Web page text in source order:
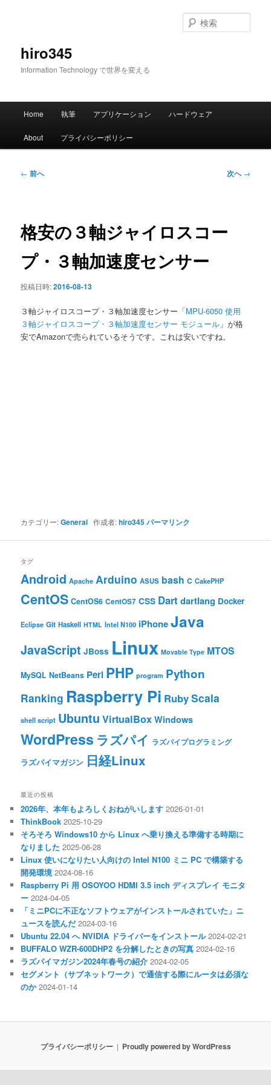
hiro345
Information Technology で世界を変える
索
メ
Home 執筆 アプリケーション ハードウェア
About プライバシーポリシー
投
ゲ
ー
ョ
ン
← 前へ 次へ→
格安の３軸ジャイロスコー
プ・３軸加速度センサー
投稿日時:2016-08-13
３軸ジャイロスコープ・３軸加速度センサー「MPU-6050 使用
３軸ジャイロスコープ・３軸加速度センサー モジュール 」が格
安でAmazonで売られているそうです。これは安いですね。
カテゴリー:General 作成者:hiro345パーマリンク
タグ
Android Apache Arduino ASUS bash C CakePHP
CentOS CentOS6 CentOS7 CSS Dart dartlang Docker
Eclipse Git Haskell HTML Intel N100 iPhoneJava
JavaScript JBoss Linux Movable Type MTOS
MySQL NetBeans Perl PHP program Python
Ranking Raspberry Pi RubyScala
shell script Ubuntu VirtualBox Windows
WordPress ラズパイ ラズパイプログラミング
ラズパイマガジン 日経Linux
最近の投稿
2026年、本年もよろしくおねがいします 2026-01-01
ThinkBook 2025-10-29
そろそろ Windows10 から Linux へ乗り換える準備する時期に
なりました 2025-06-28
Linux 使いになりたい人向けの Intel N100 ミニ PC で構築する
開発環境 2024-08-16
Raspberry Pi 用 OSOYOO HDMI 3.5 inch ディスプレイ モニタ
ー 2024-04-05
「ミニPCに不正なソフトウェアがインストールされていた」ニ
ュースを読んだ 2024-03-16
Ubuntu 22.04 へ NVIDIA ドライバーをインストール 2024-02-21
BUFFALO WZR-600DHP2 を分解したときの写真 2024-02-16
ラズパイマガジン2024年春号の紹介 2024-02-05
セグメント（サブネットワーク）で通信する際にルータは必須な
のか 2024-01-14
プライバシーポリシー Proudly powered by WordPress